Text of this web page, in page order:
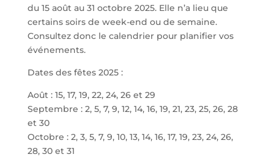
du 15 août au 31 octobre 2025. Elle n’a lieu que
certains soirs de week-end ou de semaine.
Consultez donc le calendrier pour planifier vos
événements.
Dates des fêtes 2025 :
Août : 15, 17, 19, 22, 24, 26 et 29
Septembre : 2, 5, 7, 9, 12, 14, 16, 19, 21, 23, 25, 26, 28
et 30
Octobre : 2, 3, 5, 7, 9, 10, 13, 14, 16, 17, 19, 23, 24, 26,
28, 30 et 31